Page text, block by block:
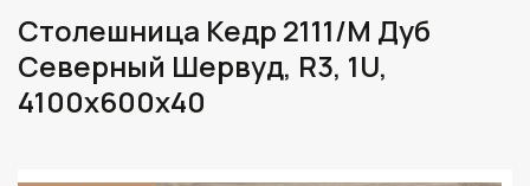
Столешница Кедр 2111/М Дуб
Северный Шервуд, R3, 1U,
4100х600х40